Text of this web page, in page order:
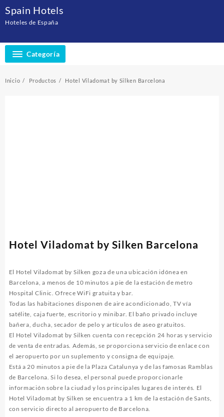
contenido
Spain Hotels
Hoteles de España
Categoría
Inicio Productos Hotel Viladomat by Silken Barcelona
Hotel Viladomat by Silken Barcelona
El Hotel Viladomat by Silken goza de una ubicación idónea en
Barcelona, a menos de 10 minutos a pie de la estación de metro
Hospital Clinic. Ofrece WiFi gratuita y bar.
Todas las habitaciones disponen de aire acondicionado, TV vía
satélite, caja fuerte, escritorio y minibar. El baño privado incluye
bañera, ducha, secador de pelo y artículos de aseo gratuitos.
El Hotel Viladomat by Silken cuenta con recepción 24 horas y servicio
de venta de entradas. Además, se proporciona servicio de enlace con
el aeropuerto por un suplemento y consigna de equipaje.
Está a 20 minutos a pie de la Plaza Catalunya y de las famosas Ramblas
de Barcelona. Si lo desea, el personal puede proporcionarle
información sobre la ciudad y los principales lugares de interés. El
Hotel Viladomat by Silken se encuentra a 1 km de la estación de Sants,
con servicio directo al aeropuerto de Barcelona.